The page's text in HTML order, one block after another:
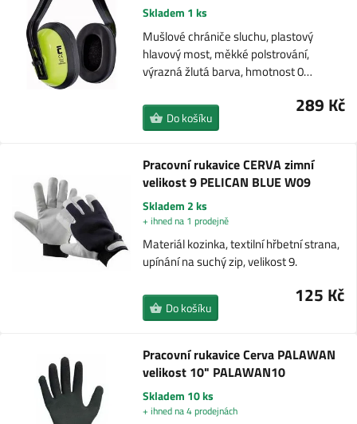
Skladem 1 ks
Mušlové chrániče sluchu, plastový
hlavový most, měkké polstrování,
výrazná žlutá barva, hmotnost 0…
289 Kč
Do košíku
Pracovní rukavice CERVA zimní
velikost 9 PELICAN BLUE W09
Skladem 2 ks
+ ihned na 1 prodejně
Materiál kozinka, textilní hřbetní strana,
upínání na suchý zip, velikost 9.
125 Kč
Do košíku
Pracovní rukavice Cerva PALAWAN
velikost 10" PALAWAN10
Skladem 10 ks
+ ihned na 4 prodejnách